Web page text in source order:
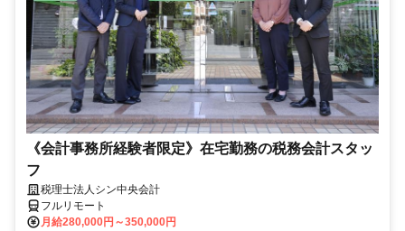
《会計事務所経験者限定》在宅勤務の税務会計スタッ
フ
税理士法人シン中央会計
フルリモート
月給280,000円～350,000円